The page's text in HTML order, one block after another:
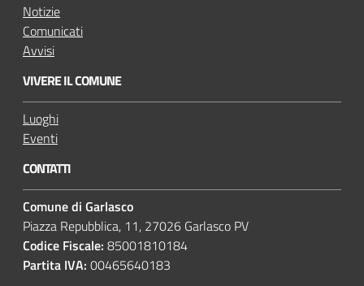
Notizie
Comunicati
Avvisi
VIVERE IL COMUNE
Luoghi
Eventi
CONTATTI
Comune di Garlasco
Piazza Repubblica, 11, 27026 Garlasco PV
Codice Fiscale: 85001810184
Partita IVA: 00465640183